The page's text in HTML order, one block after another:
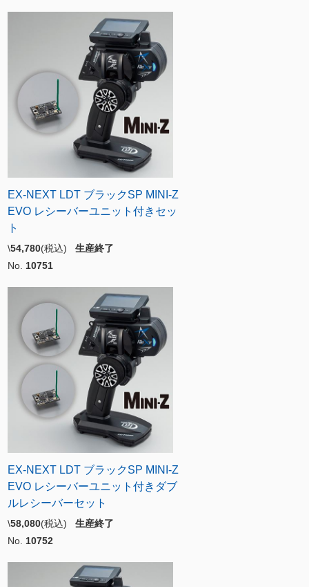
EX-NEXT LDT ブラックSP MINI-Z
EVO レシーバーユニット付きセッ
ト
\54,780(税込) 生産終了
No. 10751
EX-NEXT LDT ブラックSP MINI-Z
EVO レシーバーユニット付きダブ
ルレシーバーセット
\58,080(税込) 生産終了
No. 10752